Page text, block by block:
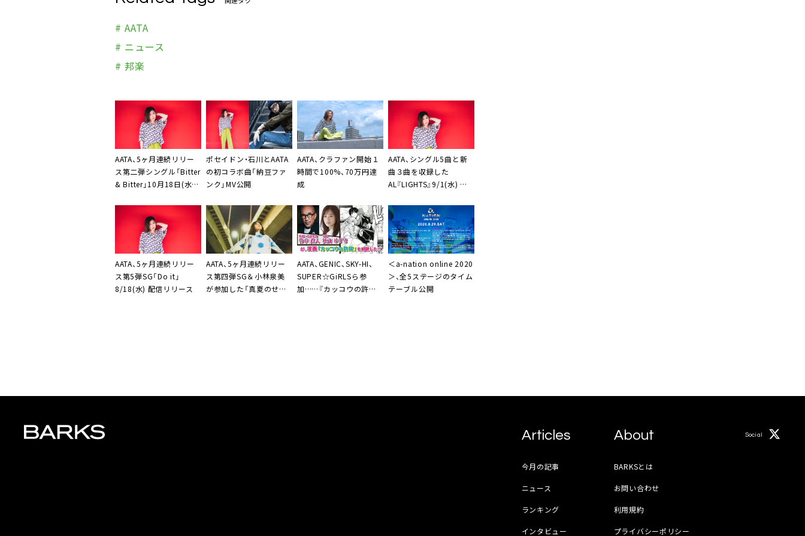
# AATA
# ニュース
# 邦楽
AATA、5ヶ月連続リリー
ス第二弾シングル「Bitter
& Bitter」10月18日(水)
ポセイドン・石川とAATA
の初コラボ曲「納豆ファ
ンク」MV公開
AATA、クラファン開始１
時間で100%、70万円達
成
AATA、シングル5曲と新
曲３曲を収録した
AL『LIGHTS』9/1(水) 配
AATA、5ヶ月連続リリー
ス第5弾SG「Do it」
8/18(水) 配信リリース
AATA、5ヶ月連続リリー
ス第四弾SG＆小林泉美
が参加した「真夏のせい」
AATA、 GENIC、 SKY-HI、
SUPER☆GiRLSら参
加……『カッコウの許嫁』
＜a-nation online 2020
＞、全5ステージのタイム
テーブル公開
Articles
今月の記事
ニュース
ランキング
インタビュー
About
BARKSとは
お問い合わせ
利用規約
プライバシーポリシー
Social